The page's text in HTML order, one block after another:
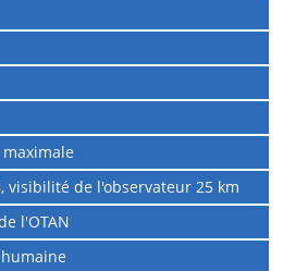
maximale
visibilité de l'observateur 25 km
l'OTAN